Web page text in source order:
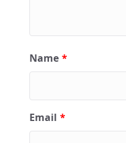
Name *
Email *